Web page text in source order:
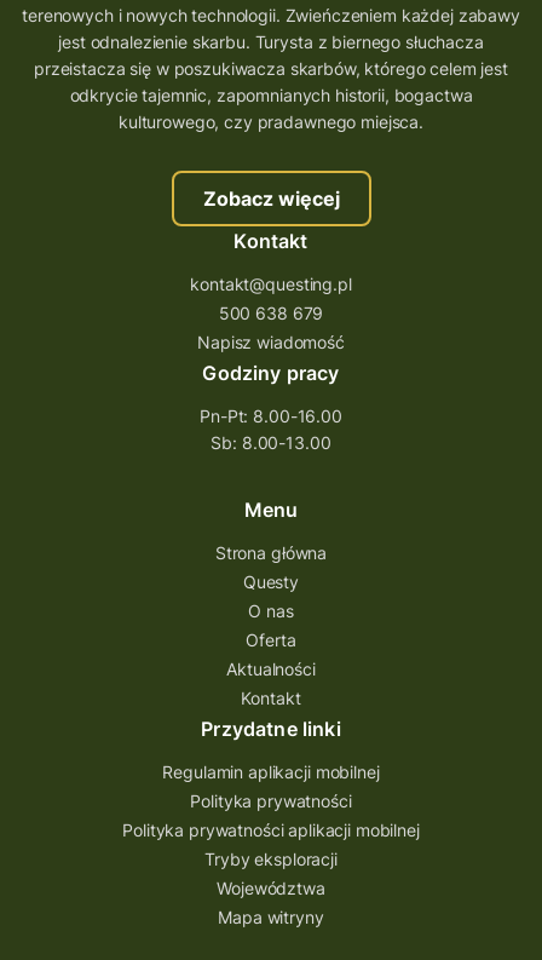
terenowych i nowych technologii. Zwieńczeniem każdej zabawy
jest odnalezienie skarbu. Turysta z biernego słuchacza
przeistacza się w poszukiwacza skarbów, którego celem jest
odkrycie tajemnic, zapomnianych historii, bogactwa
kulturowego, czy pradawnego miejsca.
Zobacz więcej
Kontakt
kontakt@questing.pl
500 638 679
Napisz wiadomość
Godziny pracy
Pn-Pt: 8.00-16.00
Sb: 8.00-13.00
Menu
Strona główna
Questy
O nas
Oferta
Aktualności
Kontakt
Przydatne linki
Regulamin aplikacji mobilnej
Polityka prywatności
Polityka prywatności aplikacji mobilnej
Tryby eksploracji
Województwa
Mapa witryny